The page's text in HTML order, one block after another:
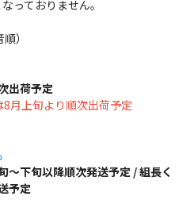
っておりません。
）
出荷予定
月上旬より順次出荷予定
～下旬以降順次発送予定 / 組長く
予定